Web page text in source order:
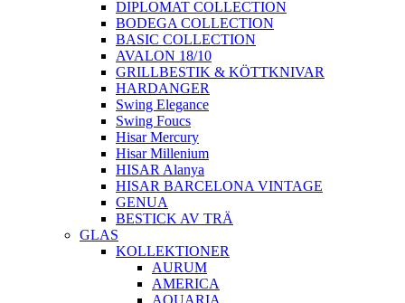
DIPLOMAT COLLECTION
BODEGA COLLECTION
BASIC COLLECTION
AVALON 18/10
GRILLBESTIK & KÖTTKNIVAR
HARDANGER
Swing Elegance
Swing Foucs
Hisar Mercury
Hisar Millenium
HISAR Alanya
HISAR BARCELONA VINTAGE
GENUA
BESTICK AV TRÄ
GLAS
KOLLEKTIONER
AURUM
AMERICA
AQUARIA